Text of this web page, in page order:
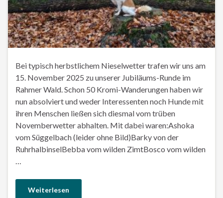
Bei typisch herbstlichem Nieselwetter trafen wir uns am
15. November 2025 zu unserer Jubiläums-Runde im
Rahmer Wald. Schon 50 Kromi-Wanderungen haben wir
nun absolviert und weder Interessenten noch Hunde mit
ihren Menschen ließen sich diesmal vom trüben
Novemberwetter abhalten. Mit dabei waren:Ashoka
vom Süggelbach (leider ohne Bild)Barky von der
RuhrhalbinselBebba vom wilden ZimtBosco vom wilden
…
Weiterlesen